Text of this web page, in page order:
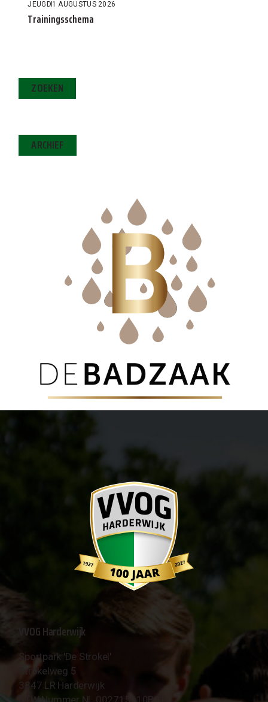
JEUGD1 AUGUSTUS 2026
Trainingsschema
ZOEKEN
ARCHIEF
VVOG Harderwijk
Sportpark 'De Strokel'
Strokelweg 5
3847 LR Harderwijk
BTW Nummer NL 002715910B01